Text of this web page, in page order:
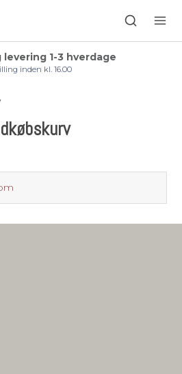
levering 1-3 hverdage
inden kl. 16.00